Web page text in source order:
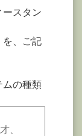
ースタン
を、ご記
ムの種類